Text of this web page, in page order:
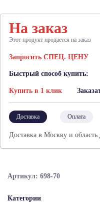
Артикул: 698-70
Категории
На заказ
Этот продукт продается на заказ
Запросить СПЕЦ. ЦЕНУ
Быстрый способ купить:
Купить в 1 клик
Доставка Оплата
Доставка в Москву и область